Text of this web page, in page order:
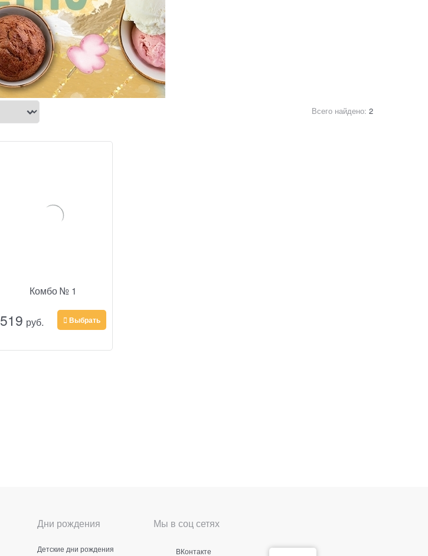
Всего найдено: 2
Комбо № 1
519 руб. Выбрать
Дни рождения
Детские дни рождения
Мы в соц сетях
ВКонтакте